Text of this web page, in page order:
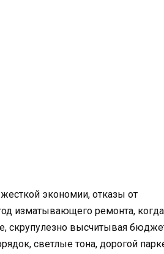
экономии, отказы от
изматывающего ремонта, когда
скрупулезно высчитывая
светлые тона, дорогой